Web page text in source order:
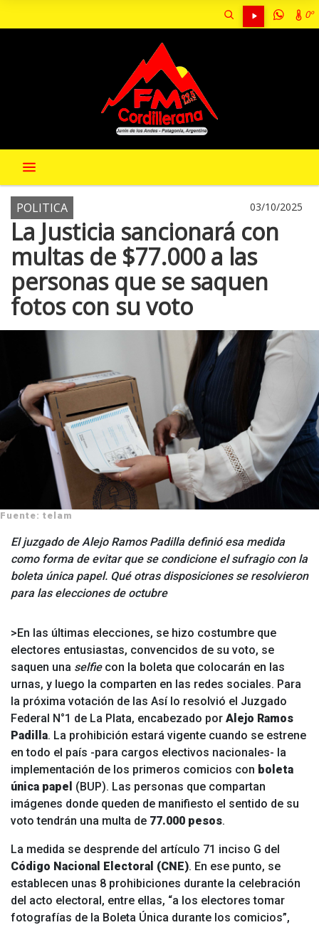
0º
POLITICA 03/10/2025
La Justicia sancionará con
multas de $77.000 a las
personas que se saquen
fotos con su voto
Fuente: telam
El juzgado de Alejo Ramos Padilla definió esa medida
como forma de evitar que se condicione el sufragio con la
boleta única papel. Qué otras disposiciones se resolvieron
para las elecciones de octubre
>En las últimas elecciones, se hizo costumbre que
electores entusiastas, convencidos de su voto, se
saquen una selfie con la boleta que colocarán en las
urnas, y luego la comparten en las redes sociales. Para
la próxima votación de las Así lo resolvió el Juzgado
Federal N°1 de La Plata, encabezado por Alejo Ramos
Padilla. La prohibición estará vigente cuando se estrene
en todo el país -para cargos electivos nacionales- la
implementación de los primeros comicios con boleta
única papel (BUP). Las personas que compartan
imágenes donde queden de manifiesto el sentido de su
voto tendrán una multa de 77.000 pesos.
La medida se desprende del artículo 71 inciso G del
Código Nacional Electoral (CNE). En ese punto, se
establecen unas 8 prohibiciones durante la celebración
del acto electoral, entre ellas, “a los electores tomar
fotografías de la Boleta Única durante los comicios”,